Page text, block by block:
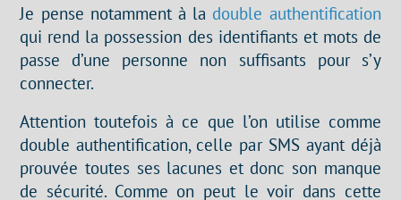
Je pense notamment à la double authentification
qui rend la possession des identifiants et mots de
passe d’une personne non suffisants pour s’y
connecter.
Attention toutefois à ce que l’on utilise comme
double authentification, celle par SMS ayant déjà
prouvée toutes ses lacunes et donc son manque
de sécurité. Comme on peut le voir dans cette